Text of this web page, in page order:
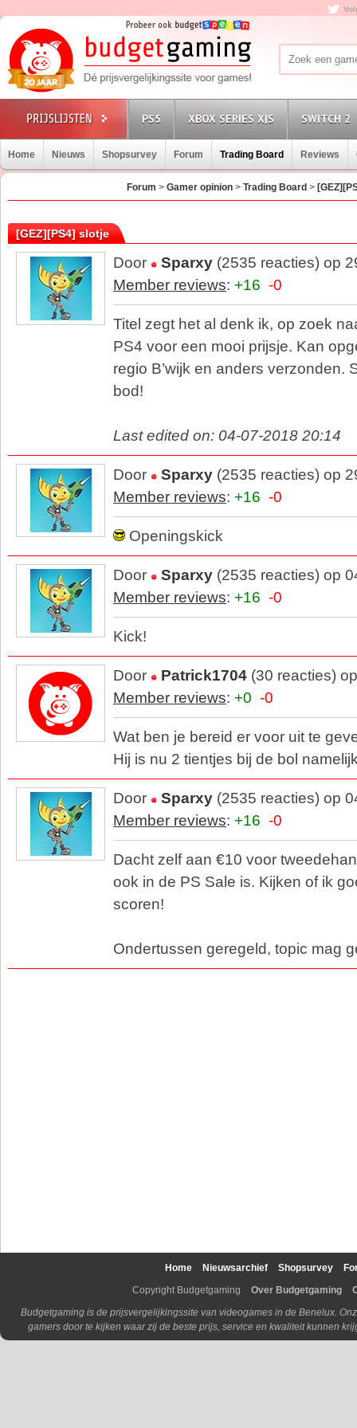
PS5 XBOX SERIES X|S SWITCH 2
Home Nieuws Shopsurvey Forum Trading Board Reviews
Forum > Gamer opinion > Trading Board >
[GEZ][PS4] slotje
Door Sparxy (2535 reacties) op
Member reviews: +16 -0
Titel zegt het al denk ik, op zoek
PS4 voor een mooi prijsje. Kan
regio B’wijk en anders verzonden.
bod!
Last edited on: 04-07-2018 20:14
Door Sparxy (2535 reacties) op
Member reviews: +16 -0
Openingskick
Door Sparxy (2535 reacties) op
Member reviews: +16 -0
Kick!
Door Patrick1704 (30 reacties)
Member reviews: +0 -0
Wat ben je bereid er voor uit te
Hij is nu 2 tientjes bij de bol
Door Sparxy (2535 reacties) op
Member reviews: +16 -0
Dacht zelf aan €10 voor
ook in de PS Sale is. Kijken of ik
scoren!
Ondertussen geregeld, topic mag
Home Nieuwsarchief Shopsurvey
Copyright Budgetgaming
Over Budgetgaming
Budgetgaming is de prijsvergelijkingssite van videogames in de Benelux.
gamers door te kijken waar zij de beste prijs, service en kwaliteit kunnen